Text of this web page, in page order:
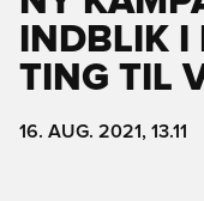
INDBLIK
TING TIL
16. AUG. 2021, 13.11